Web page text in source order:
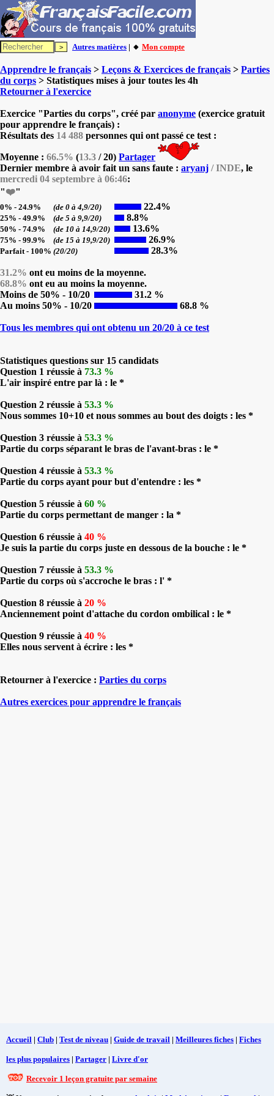
Autres matières | 🔸 Mon compte
Apprendre le français > Leçons & Exercices de français > Parties
du corps > Statistiques mises à jour toutes les 4h
Retourner à l'exercice
Exercice "Parties du corps", créé par anonyme (exercice gratuit
pour apprendre le français) :
Résultats des 14 488 personnes qui ont passé ce test :
Moyenne : 66.5% (13.3 / 20) Partager
Dernier membre à avoir fait un sans faute : aryanj / INDE, le
mercredi 04 septembre à 06:46:
"❤️"
0% - 24.9% (de 0 à 4,9/20) 22.4%
25% - 49.9% (de 5 à 9,9/20) 8.8%
50% - 74.9% (de 10 à 14,9/20) 13.6%
75% - 99.9% (de 15 à 19,9/20) 26.9%
Parfait - 100% (20/20) 28.3%
31.2% ont eu moins de la moyenne.
68.8% ont eu au moins la moyenne.
Moins de 50% - 10/20
31.2 %
Au moins 50% - 10/20
68.8 %
Tous les membres qui ont obtenu un 20/20 à ce test
Statistiques questions sur 15 candidats
Question 1 réussie à 73.3 %
L'air inspiré entre par là : le *
Question 2 réussie à 53.3 %
Nous sommes 10+10 et nous sommes au bout des doigts : les *
Question 3 réussie à 53.3 %
Partie du corps séparant le bras de l'avant-bras : le *
Question 4 réussie à 53.3 %
Partie du corps ayant pour but d'entendre : les *
Question 5 réussie à 60 %
Partie du corps permettant de manger : la *
Question 6 réussie à 40 %
Je suis la partie du corps juste en dessous de la bouche : le *
Question 7 réussie à 53.3 %
Partie du corps où s'accroche le bras : l' *
Question 8 réussie à 20 %
Anciennement point d'attache du cordon ombilical : le *
Question 9 réussie à 40 %
Elles nous servent à écrire : les *
Retourner à l'exercice : Parties du corps
Autres exercices pour apprendre le français
Accueil | Club | Test de niveau | Guide de travail | Meilleures fiches | Fiches
les plus populaires | Partager | Livre d'or
Recevoir 1 leçon gratuite par semaine